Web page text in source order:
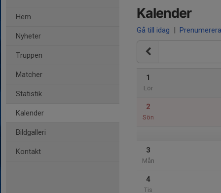
Hem
Nyheter
Truppen
Matcher
Statistik
Kalender
Bildgalleri
Kontakt
Kalender
Gå till idag | Prenumerera
1
Lör
2
Sön
3
Mån
4
Tis